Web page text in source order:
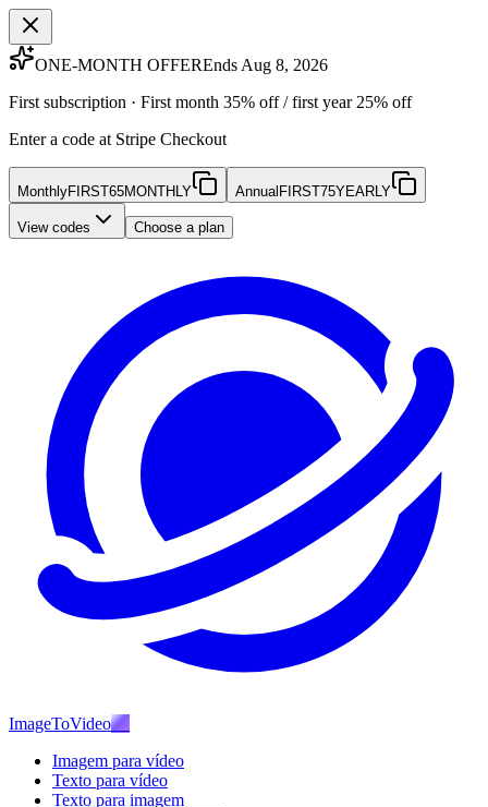
ONE-MONTH OFFEREnds Aug 8, 2026
First subscription · First month 35% off / first year 25% off
Enter a code at Stripe Checkout
MonthlyFIRST65MONTHLY Annual FIRST75YEARLY
View codes Choose a plan
ImageToVideoAI
Imagem para vídeo
Texto para vídeo
Texto para imagem